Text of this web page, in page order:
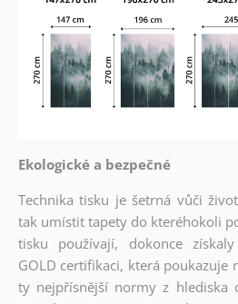
Ekologické a bezpečné
Technika tisku je šetrná vůči
tak umístit tapety do kteréhokoli
tisku používají, dokonce získaly
GOLD certifikaci, která poukazuje
ty nejpřísnější normy z hlediska